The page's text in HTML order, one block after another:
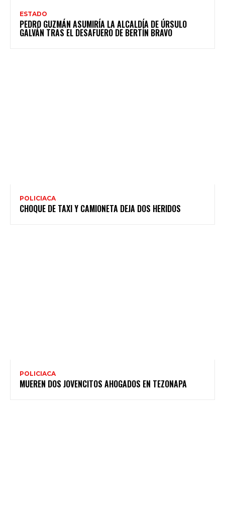
ESTADO
PEDRO GUZMÁN ASUMIRÍA LA ALCALDÍA DE ÚRSULO
GALVÁN TRAS EL DESAFUERO DE BERTÍN BRAVO
POLICIACA
CHOQUE DE TAXI Y CAMIONETA DEJA DOS HERIDOS
POLICIACA
MUEREN DOS JOVENCITOS AHOGADOS EN TEZONAPA